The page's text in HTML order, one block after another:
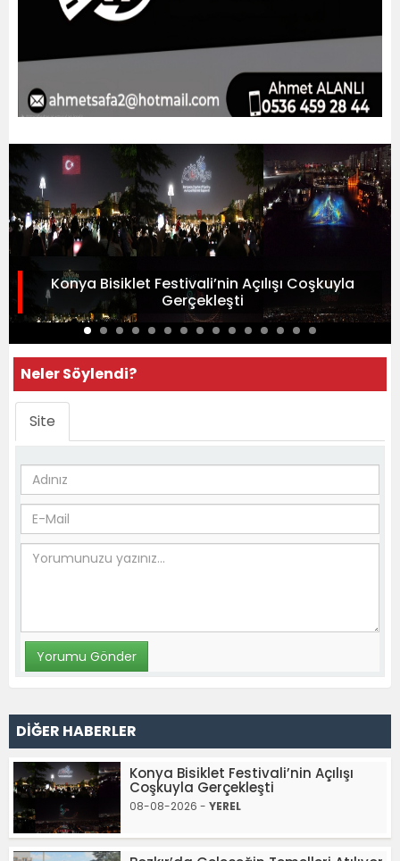
Konya Bisiklet Festivali’nin Açılışı Coşkuyla
Gerçekleşti
Neler Söylendi?
Site
DİĞER HABERLER
Konya Bisiklet Festivali’nin Açılışı
Coşkuyla Gerçekleşti
08-08-2026 - YEREL